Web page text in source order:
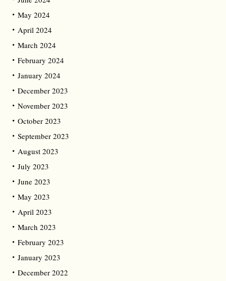
May 2024
April 2024
March 2024
February 2024
January 2024
December 2023
November 2023
October 2023
September 2023
August 2023
July 2023
June 2023
May 2023
April 2023
March 2023
February 2023
January 2023
December 2022